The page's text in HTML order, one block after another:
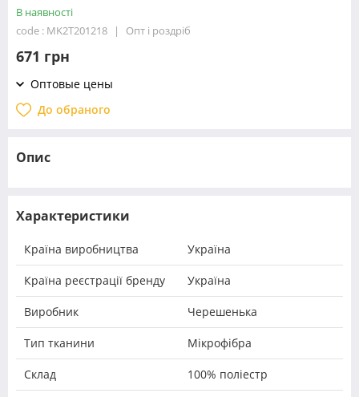
В наявності
code : MK2T201218
Опт і роздріб
671 грн
Оптовые цены
До обраного
Опис
Характеристики
Країна виробництва Україна
Країна реєстрації бренду Україна
Виробник Черешенька
Тип тканини Мікрофібра
Склад 100% поліестр